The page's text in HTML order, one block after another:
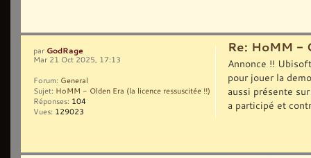
Re: HoMM -
Annonce !!
pour jouer la
aussi présente
a participé et
par GodRage
Mar 21 Oct 2025, 17:13
Forum: General
Sujet: HoMM - Olden Era (la licence ressuscitée !!)
Réponses: 104
Vues: 129023